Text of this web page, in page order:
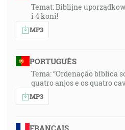
Temat: Biblijne
i 4 koni!
MP3
PORTUGUÊS
Tema: “Ordenação bíblica
quatro anjos e os quatro
MP3
FRANÇAIS